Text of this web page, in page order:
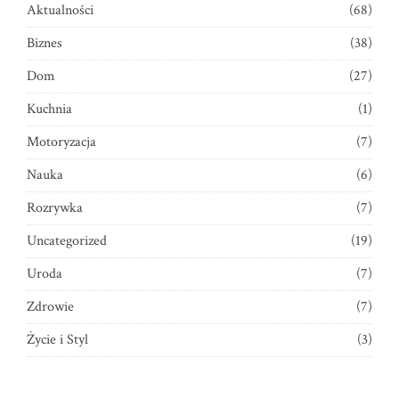
Aktualności
(68)
Biznes
(38)
Dom
(27)
Kuchnia
(1)
Motoryzacja
(7)
Nauka
(6)
Rozrywka
(7)
Uncategorized
(19)
Uroda
(7)
Zdrowie
(7)
Życie i Styl
(3)